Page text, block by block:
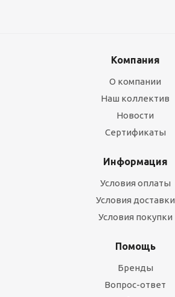
Компания
О компании
Наш коллектив
Новости
Сертификаты
Информация
Условия оплаты
Условия доставки
Условия покупки
Помощь
Бренды
Вопрос-ответ